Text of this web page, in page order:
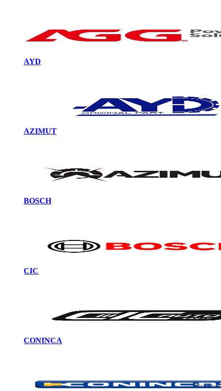
AYD
AZIMUT
BOSCH
CIC
CONINCA